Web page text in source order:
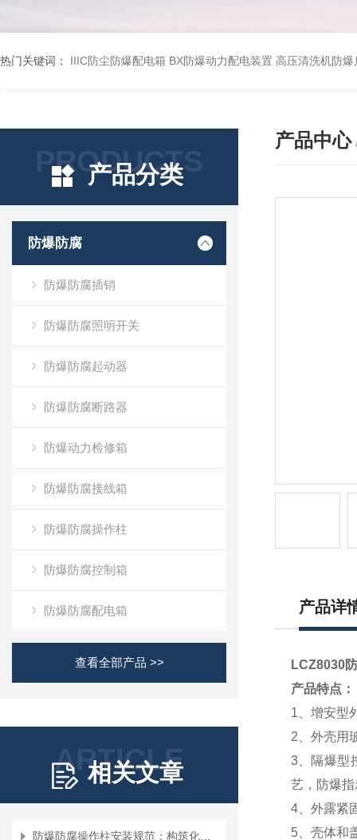
热门关键词： IIIC防尘防爆配电箱 BX防爆动力配电装置 高压清洗机防爆
PRODUCTS
产品分类
防爆防腐
防爆防腐插销
防爆防腐照明开关
防爆防腐起动器
防爆防腐断路器
防爆动力检修箱
防爆防腐接线箱
防爆防腐操作柱
防爆防腐控制箱
防爆防腐配电箱
查看全部产品 >>
ARTICLE
相关文章
产品中心
产品详
LCZ8030
产品特点：
1 、增安
2 、外壳
3、隔爆型
艺，防爆
4、外露紧
5、壳体和